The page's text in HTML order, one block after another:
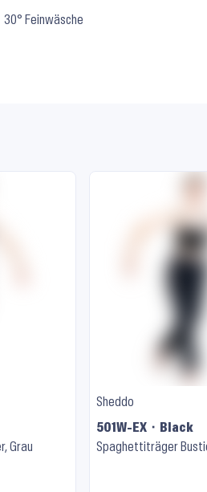
30° Feinwäsche
Grau
Sheddo
501W-EX ⬝ Black
Spaghettiträger